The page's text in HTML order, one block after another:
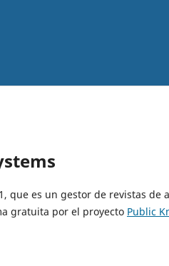
que es un gestor de revistas de
gratuita por el proyecto Public